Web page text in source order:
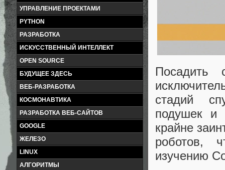
УПРАВЛЕНИЕ ПРОЕКТАМИ
PYTHON
РАЗРАБОТКА
ИСКУССТВЕННЫЙ ИНТЕЛЛЕКТ
OPEN SOURCE
БУДУЩЕЕ ЗДЕСЬ
ВЕБ-РАЗРАБОТКА
КОСМОНАВТИКА
РАЗРАБОТКА ВЕБ-САЙТОВ
GOOGLE
ЖЕЛЕЗО
LINUX
АЛГОРИТМЫ
Посадить
стадий
подушек и
крайне
роботов,
изучению